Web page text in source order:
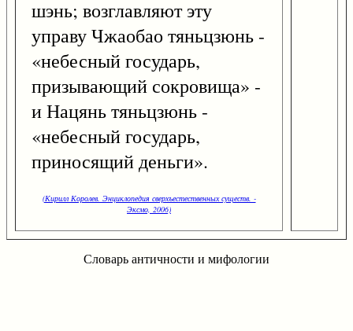
шэнь; возглавляют эту
управу Чжаобао тяньцзюнь -
«небесный государь,
призывающий сокровища» -
и Нацянь тяньцзюнь -
«небесный государь,
приносящий деньги».
(Кирилл Королев. Энциклопедия сверхъестественных существ. -
Эксмо, 2006)
Словарь античности и мифологии